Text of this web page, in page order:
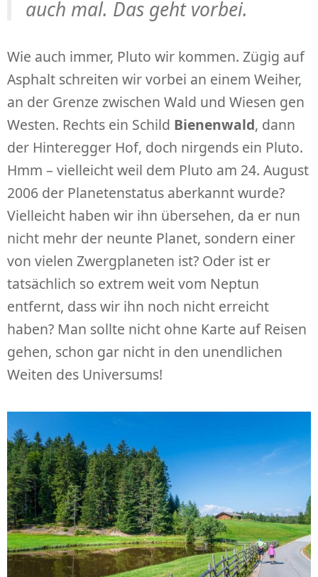
auch mal. Das geht vorbei.
Wie auch immer, Pluto wir kommen. Zügig auf
Asphalt schreiten wir vorbei an einem Weiher,
an der Grenze zwischen Wald und Wiesen gen
Westen. Rechts ein Schild Bienenwald, dann
der Hinteregger Hof, doch nirgends ein Pluto.
Hmm – vielleicht weil dem Pluto am 24. August
2006 der Planetenstatus aberkannt wurde?
Vielleicht haben wir ihn übersehen, da er nun
nicht mehr der neunte Planet, sondern einer
von vielen Zwergplaneten ist? Oder ist er
tatsächlich so extrem weit vom Neptun
entfernt, dass wir ihn noch nicht erreicht
haben? Man sollte nicht ohne Karte auf Reisen
gehen, schon gar nicht in den unendlichen
Weiten des Universums!